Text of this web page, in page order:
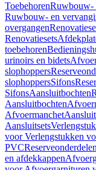
ToebehorenRuwbouw-
Ruwbouw- en
overgangen
Renovatiesets
toebehoren
urinoirs en bidets
slophoppers
slophoppersSifons
SifonsAansluitbochten
Aansluitbochten
Afvoermanchet
Aansluitsets
voor Verlengstukken
PVC
en afdekkappen